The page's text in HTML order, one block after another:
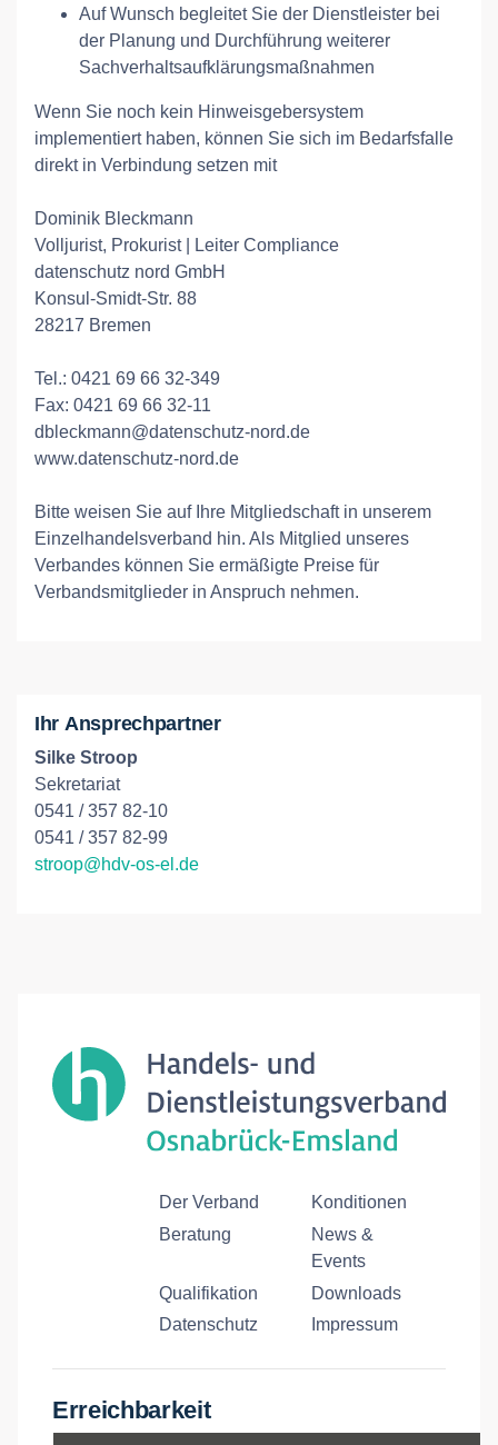
Auf Wunsch begleitet Sie der Dienstleister bei
der Planung und Durchführung weiterer
Sachverhaltsaufklärungsmaßnahmen
Wenn Sie noch kein Hinweisgebersystem
implementiert haben, können Sie sich im Bedarfsfalle
direkt in Verbindung setzen mit
Dominik Bleckmann
Volljurist, Prokurist | Leiter Compliance
datenschutz nord GmbH
Konsul-Smidt-Str. 88
28217 Bremen
Tel.: 0421 69 66 32-349
Fax: 0421 69 66 32-11
dbleckmann@datenschutz-nord.de
www.datenschutz-nord.de
Bitte weisen Sie auf Ihre Mitgliedschaft in unserem
Einzelhandelsverband hin. Als Mitglied unseres
Verbandes können Sie ermäßigte Preise für
Verbandsmitglieder in Anspruch nehmen.
Ihr Ansprechpartner
Silke Stroop
Sekretariat
0541 / 357 82-10
0541 / 357 82-99
stroop@hdv-os-el.de
Der Verband
Konditionen
Beratung
News &
Events
Qualifikation
Downloads
Datenschutz
Impressum
Erreichbarkeit